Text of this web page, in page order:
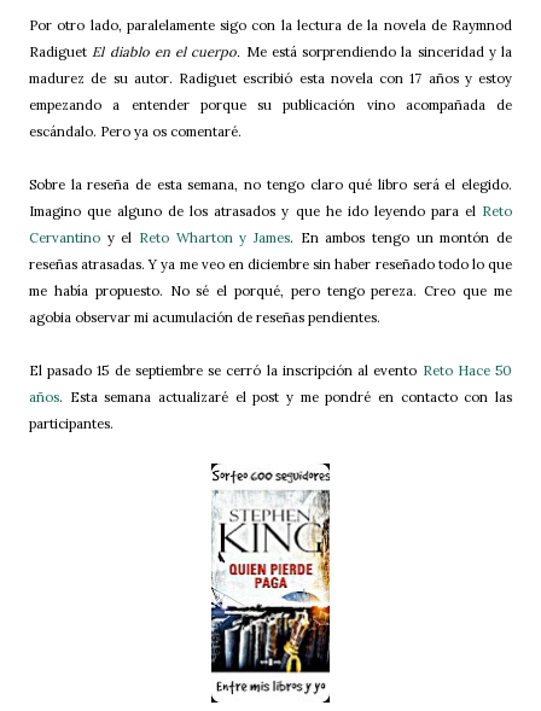
Por otro lado, paralelamente sigo con la lectura de la novela de Raymnod
RadiguetEl diablo en el cuerpo. Me está sorprendiendo la sinceridad y la
madurez de su autor. Radiguet escribió esta novela con 17 años y estoy
empezando a entender porque su publicación vino acompañada de
escándalo. Pero ya os comentaré.
Sobre la reseña de esta semana, no tengo claro qué libro será el elegido.
Imagino que alguno de los atrasados y que he ido leyendo para el Reto
Cervantino y el Reto Wharton y James. En ambos tengo un montón de
reseñas atrasadas. Y ya me veo en diciembre sin haber reseñado todo lo que
me había propuesto. No sé el porqué, pero tengo pereza. Creo que me
agobia observar mi acumulación de reseñas pendientes.
El pasado 15 de septiembre se cerró la inscripción al evento Reto Hace 50
años. Esta semana actualizaré el post y me pondré en contacto con las
participantes.